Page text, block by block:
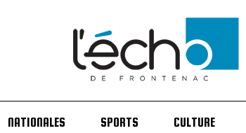
NATIONALES SPORTS CULTURE